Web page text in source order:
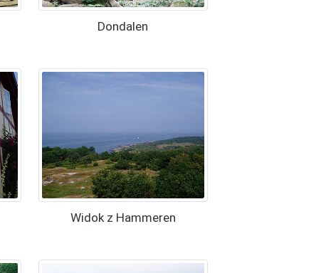
Dondalen
Widok z Hammeren